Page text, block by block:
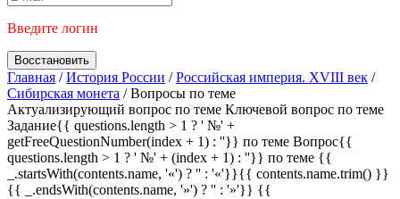
Введите логин
Восстановить
Главная / История России / Российская империя. XVIII век /
Сибирская монета / Вопросы по теме
Актуализирующий вопрос по теме Ключевой вопрос по теме
Задание{{ questions.length > 1 ? ' №' +
getFreeQuestionNumber(index + 1) : ''}} по теме Вопрос{{
questions.length > 1 ? ' №' + (index + 1) : ''}} по теме {{
_.startsWith(contents.name, '«') ? '' : '«'}}{{ contents.name.trim() }}
{{ _.endsWith(contents.name, '»') ? '' : '»'}} {{